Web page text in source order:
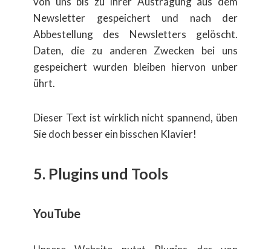
Newsletter gespeichert und nach der
Abbestellung des Newsletters gel​öscht.
Daten, die zu anderen Zwecken bei uns
gespeichert wurden bleiben hiervon unber​
ührt.
Dieser Text ist wirklich nicht spannend, üben
Sie doch besser ein bisschen Klavier!
5. Plugins und Tools
YouTube